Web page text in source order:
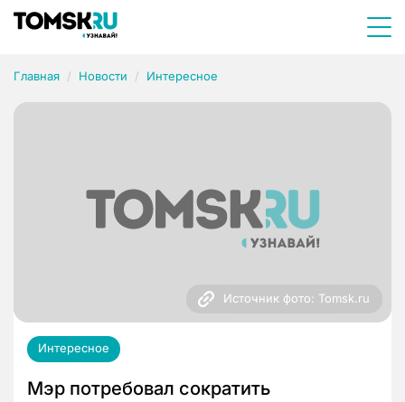
Главная Новости Интересное
Источник фото: Tomsk.ru
Интересное
Мэр потребовал сократить